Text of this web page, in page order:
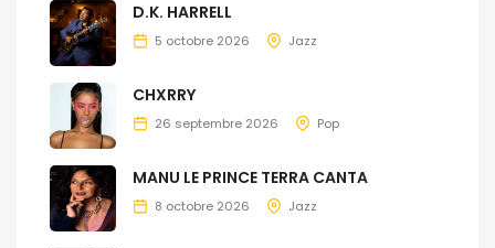
D.K. HARRELL
5 octobre 2026 Jazz
CHXRRY
26 septembre 2026 Pop
MANU LE PRINCE TERRA CANTA
8 octobre 2026 Jazz